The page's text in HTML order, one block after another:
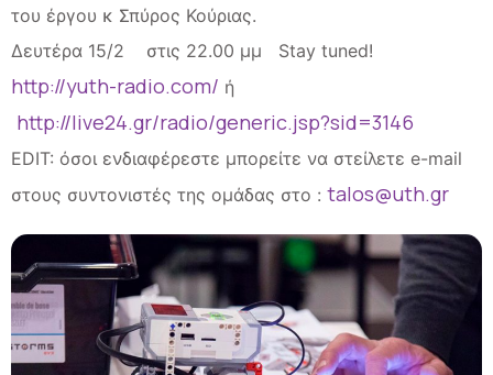
του έργου κ Σπύρος Κούριας.
Δευτέρα 15/2 στις 22.00 μμ Stay tuned!
http://yuth-radio.com/ ή
http://live24.gr/radio/generic.jsp?sid=3146
EDIT: όσοι ενδιαφέρεστε μπορείτε να στείλετε e-mail
στους συντονιστές της ομάδας στο : talos@uth.gr